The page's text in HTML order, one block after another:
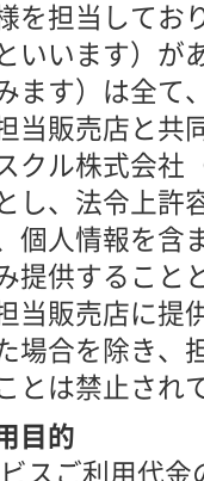
を担当してお
いいます）
ます）は全て
当販売店と共
クル株式会社
し、法令上許
個人情報を含
提供すること
当販売店に提
場合を除き、
とは禁止され
目的
スご利用代金